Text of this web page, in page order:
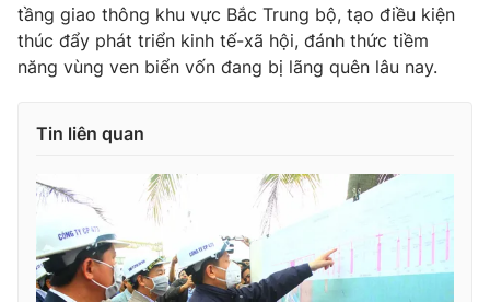
tầng giao thông khu vực Bắc Trung bộ, tạo điều kiện
thúc đẩy phát triển kinh tế-xã hội, đánh thức tiềm
năng vùng ven biển vốn đang bị lãng quên lâu nay.
Tin liên quan